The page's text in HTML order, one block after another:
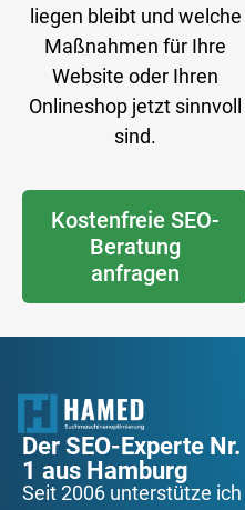
liegen bleibt und welche
Maßnahmen für Ihre
Website oder Ihren
Onlineshop jetzt sinnvoll
sind.
Kostenfreie SEO-
Beratung
anfragen
Der SEO-Experte Nr.
1 aus Hamburg
Seit 2006 unterstütze ich